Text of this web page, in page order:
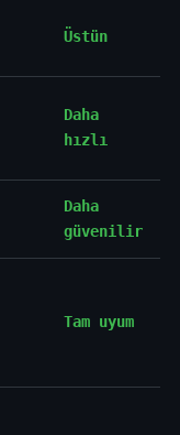
Üstün
Daha
hızlı
Daha
güvenilir
Tam uyum